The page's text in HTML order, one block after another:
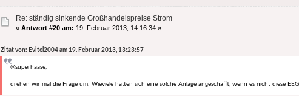
Re: ständig sinkende Großhandelspreise Strom
«Antwort #20 am: 19. Februar 2013, 14:16:34 »
Zitat von: Evitel2004 am 19. Februar 2013, 13:23:57
@superhaase,
drehen wir mal die Frage um: Wieviele hätten sich eine solche Anlage angeschafft, wenn es nicht diese